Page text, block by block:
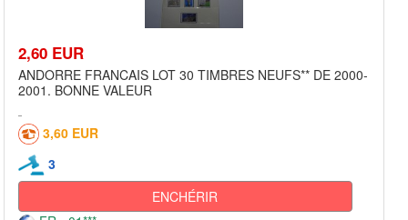
2,60 EUR
ANDORRE FRANCAIS LOT 30 TIMBRES NEUFS** DE 2000-
2001. BONNE VALEUR
3,60 EUR
3
ENCHÉRIR